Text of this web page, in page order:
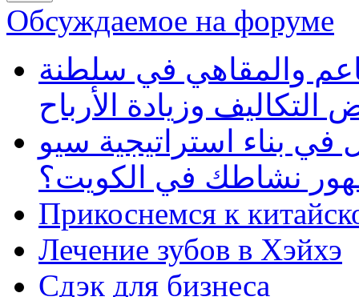
Обсуждаемое на форуме
والمقاهي في سلطنة
وزيادة الأرباح
بناء استراتيجية سيو
نشاطك في الكويت؟
Прикоснемся к
Лечение зубов в Хэйхэ
Сдэк для бизнеса